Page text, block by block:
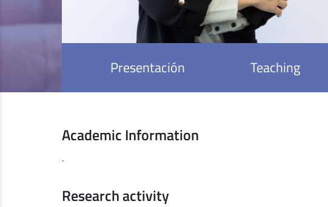
Presentación Teaching
Academic Information
.
Research activity